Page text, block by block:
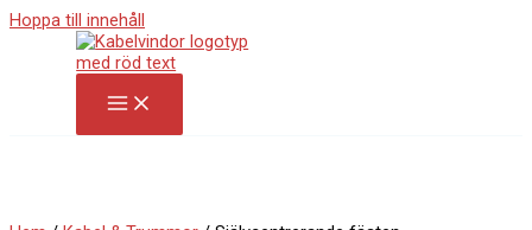
Hoppa till innehåll